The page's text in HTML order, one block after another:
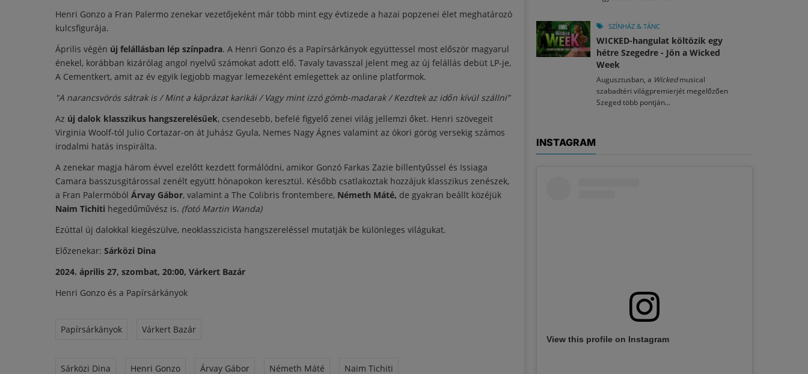
Henri Gonzo a Fran Palermo zenekar vezetőjeként már több mint egy évtizede a hazai popzenei élet meghatározó
kulcsfigurája.
Április végén új felállásban lép színpadra. A Henri Gonzo és a Papírsárkányok együttessel most először magyarul
énekel, korábban kizárólag angol nyelvű számokat adott elő. Tavaly tavasszal jelent meg az új felállás debüt LP-je,
A Cementkert, amit az év egyik legjobb magyar lemezeként emlegettek az online platformok.
"A narancsvörös sátrak is / Mint a káprázat karikái / Vagy mint izzó gömb-madarak / Kezdtek az időn kívül szállni”
Az új dalok klasszikus hangszerelésűek, csendesebb, befelé figyelő zenei világ jellemzi őket. Henri szövegeit
Virginia Woolf-tól Julio Cortazar-on át Juhász Gyula, Nemes Nagy Ágnes valamint az ókori görög versekig számos
irodalmi hatás inspirálta.
A zenekar magja három évvel ezelőtt kezdett formálódni, amikor Gonzó Farkas Zazie billentyűssel és Issiaga
Camara basszusgitárossal zenélt együtt hónapokon keresztül. Később csatlakoztak hozzájuk klasszikus zenészek,
a Fran Palermóból Árvay Gábor, valamint a The Colibris frontembere, Németh Máté, de gyakran beállt közéjük
Naim Tichiti hegedűművész is. (fotó Martin Wanda)
Ezúttal új dalokkal kiegészülve, neoklasszicista hangszereléssel mutatják be különleges világukat.
Előzenekar: Sárközi Dina
2024. április 27, szombat, 20:00, Várkert Bazár
Henri Gonzo és a Papírsárkányok
Papírsárkányok Várkert Bazár
Sárközi Dina Henri Gonzo Árvay Gábor Németh Máté Naim Tichiti
SZÍNHÁZ & TÁNC
WICKED-hangulat költözik egy
hétre Szegedre - Jön a Wicked
Week
Augusztusban, a Wickedmusical
szabadtéri világpremierjét megelőzően
Szeged több pontján...
INSTAGRAM
View this profile on Instagram